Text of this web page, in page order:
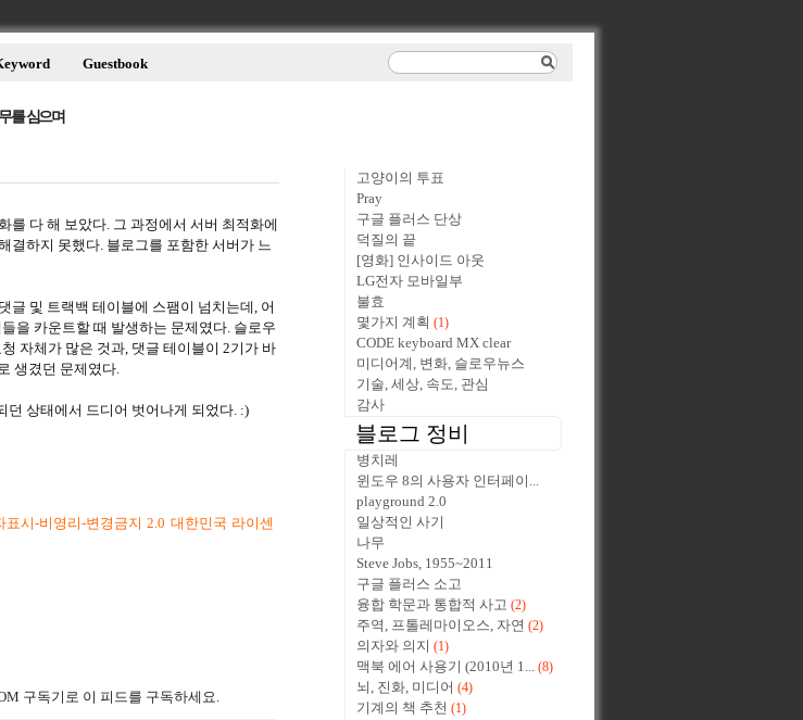
를 심으며
Guestbook
를 다 해 보았다. 그 과정에서 서버 최적화에
결하지 못했다. 블로그를 포함한 서버가 느
글 및 트랙백 테이블에 스팸이 넘치는데, 어
을 카운트할 때 발생하는 문제였다. 슬로우
자체가 많은 것과, 댓글 테이블이 2기가 바
생겼던 문제였다.
던 상태에서 드디어 벗어나게 되었다. :)
시-비영리-변경금지 2.0 대한민국 라이센
구독기로 이 피드를 구독하세요.
고양이의 투표
Pray
구글 플러스 단상
덕질의 끝
[영화] 인사이드 아웃
LG전자 모바일부
불효
몇가지 계획 (1)
CODE keyboard MX clear
미디어계, 변화, 슬로우뉴스
기술, 세상, 속도, 관심
감사
블로그 정비
병치레
윈도우 8의 사용자 인터페이...
playground 2.0
일상적인 사기
나무
Steve Jobs, 1955~2011
구글 플러스 소고
융합 학문과 통합적 사고 (2)
주역, 프톨레마이오스, 자연 (2)
의자와 의지 (1)
맥북 에어 사용기 (2010년 1... (8)
뇌, 진화, 미디어 (4)
기계의 책 추천 (1)